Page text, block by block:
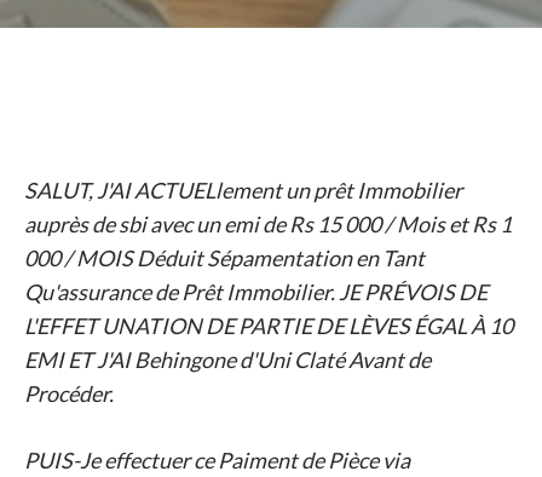
SALUT, J'AI ACTUELlement un prêt Immobilier
auprès de sbi avec un emi de Rs 15 000 / Mois et Rs 1
000 / MOIS Déduit Sépamentation en Tant
Qu'assurance de Prêt Immobilier. JE PRÉVOIS DE
L'EFFET UNATION DE PARTIE DE LÈVES ÉGAL À 10
EMI ET J'AI Behingone d'Uni Claté Avant de
Procéder.
PUIS-Je effectuer ce Paiment de Pièce via